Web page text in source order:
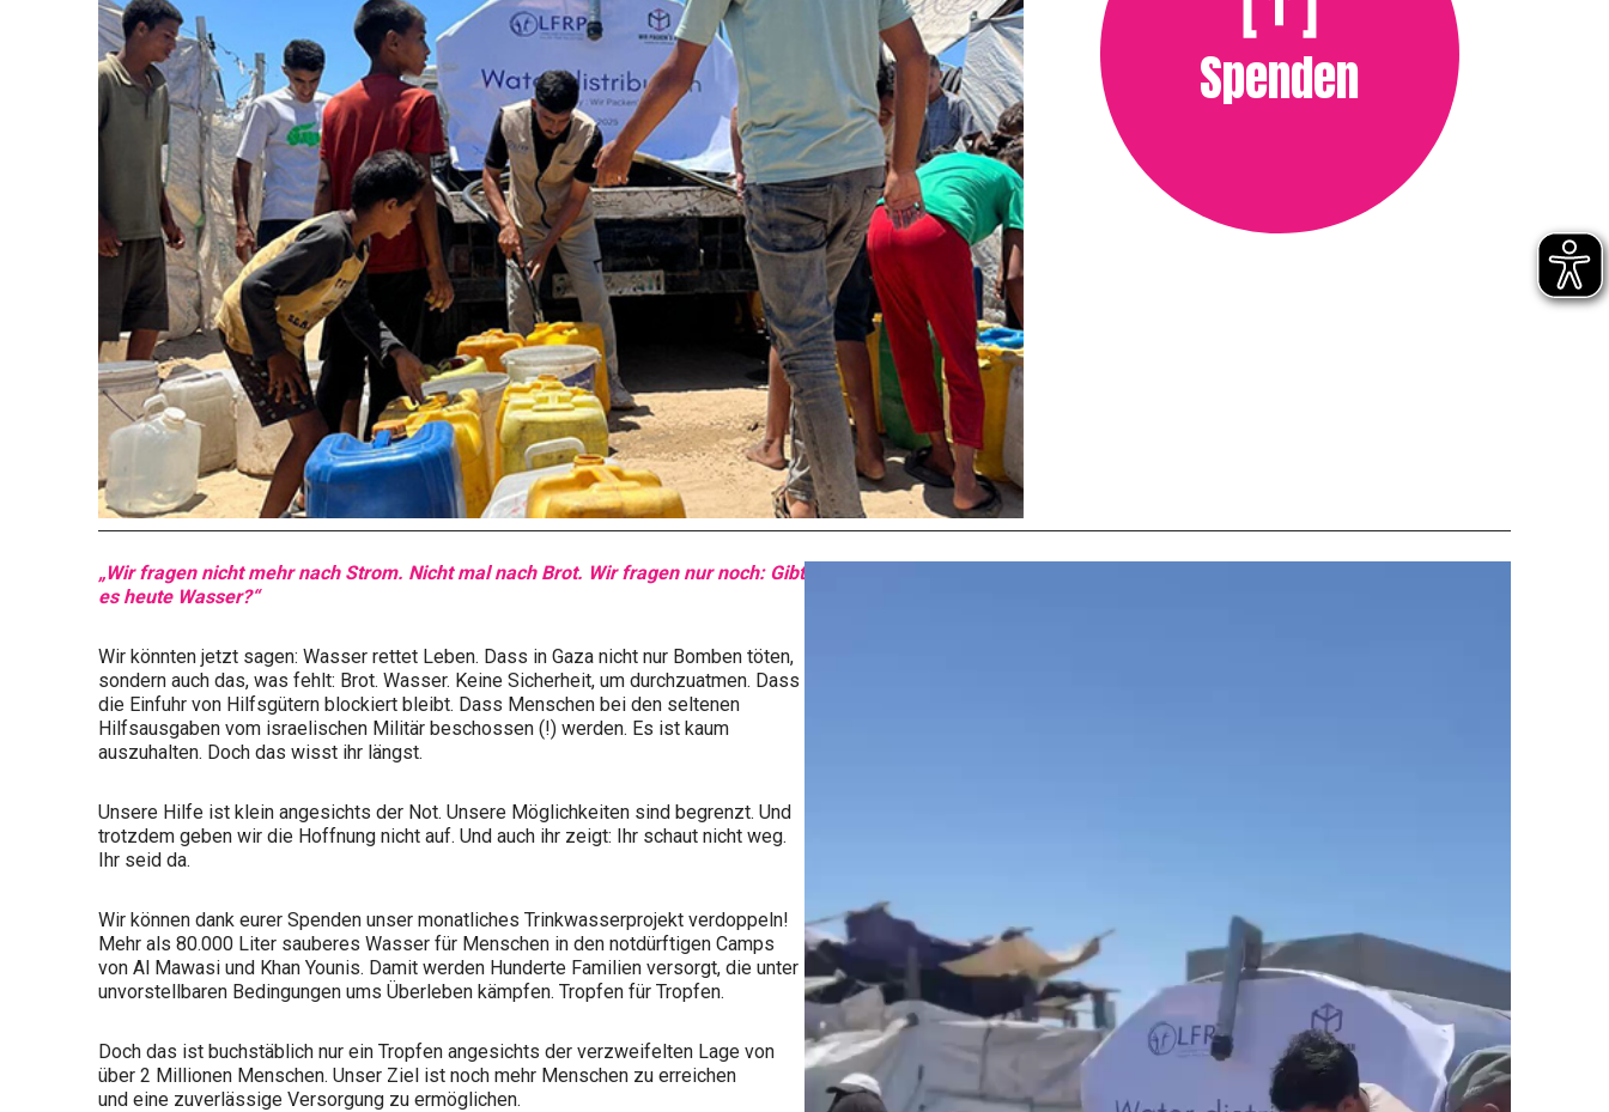
Spenden
„Wir fragen nicht mehr nach Strom. Nicht mal nach Brot. Wir fragen nur noch: Gibt
es heute Wasser?“
Wir könnten jetzt sagen: Wasser rettet Leben. Dass in Gaza nicht nur Bomben töten,
sondern auch das, was fehlt: Brot. Wasser. Keine Sicherheit, um durchzuatmen. Dass
die Einfuhr von Hilfsgütern blockiert bleibt. Dass Menschen bei den seltenen
Hilfsausgaben vom israelischen Militär beschossen (!) werden. Es ist kaum
auszuhalten. Doch das wisst ihr längst.
Unsere Hilfe ist klein angesichts der Not. Unsere Möglichkeiten sind begrenzt. Und
trotzdem geben wir die Hoffnung nicht auf. Und auch ihr zeigt: Ihr schaut nicht weg.
Ihr seid da.
Wir können dank eurer Spenden unser monatliches Trinkwasserprojekt verdoppeln!
Mehr als 80.000 Liter sauberes Wasser für Menschen in den notdürftigen Camps
von Al Mawasi und Khan Younis. Damit werden Hunderte Familien versorgt, die unter
unvorstellbaren Bedingungen ums Überleben kämpfen. Tropfen für Tropfen.
Doch das ist buchstäblich nur ein Tropfen angesichts der verzweifelten Lage von
über 2 Millionen Menschen. Unser Ziel ist noch mehr Menschen zu erreichen
und eine zuverlässige Versorgung zu ermöglichen.